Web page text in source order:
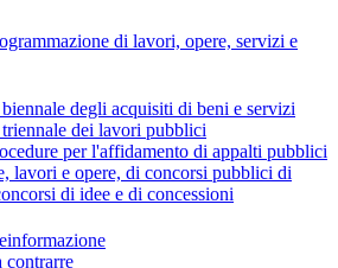
di lavori, opere, servizi e
degli acquisiti di beni e servizi
dei lavori pubblici
per l'affidamento di appalti pubblici
lavori e opere, di concorsi pubblici di
di idee e di concessioni
contrarre